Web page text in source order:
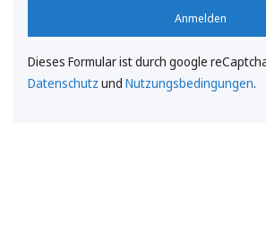
Anmelden
Dieses Formular ist durch google
Datenschutz und Nutzungsbedingungen.